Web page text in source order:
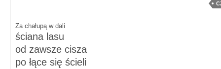
Za chałupą w dali
ściana lasu
od zawsze cisza
po łące się ścieli